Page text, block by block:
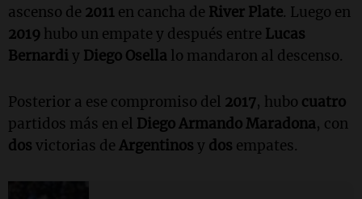
ascenso de 2011 en cancha de River Plate. Luego en
2019 hubo un empate y después entre Lucas
Bernardiy Diego Osella lo mandaron al descenso.
Posterior a ese compromiso del 2017, hubo cuatro
partidos más en el Diego Armando Maradona, con
dos victorias de Argentinos y dos empates.